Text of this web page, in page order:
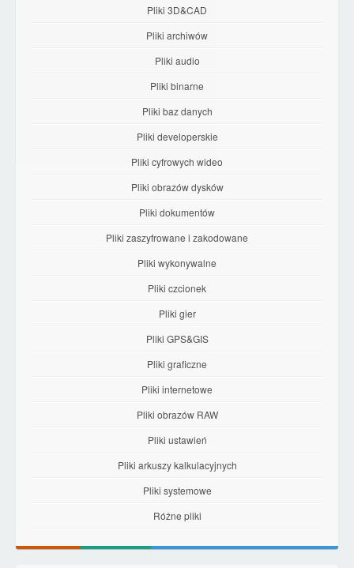
Pliki 3D&CAD
Pliki archiwów
Pliki audio
Pliki binarne
Pliki baz danych
Pliki developerskie
Pliki cyfrowych wideo
Pliki obrazów dysków
Pliki dokumentów
Pliki zaszyfrowane i zakodowane
Pliki wykonywalne
Pliki czcionek
Pliki gier
Pliki GPS&GIS
Pliki graficzne
Pliki internetowe
Pliki obrazów RAW
Pliki ustawień
Pliki arkuszy kalkulacyjnych
Pliki systemowe
Różne pliki